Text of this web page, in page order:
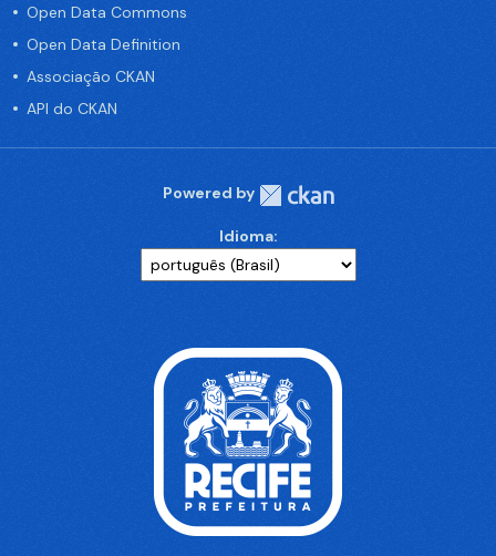
Open Data Commons
Open Data Definition
Associação CKAN
API do CKAN
Powered by
Idioma